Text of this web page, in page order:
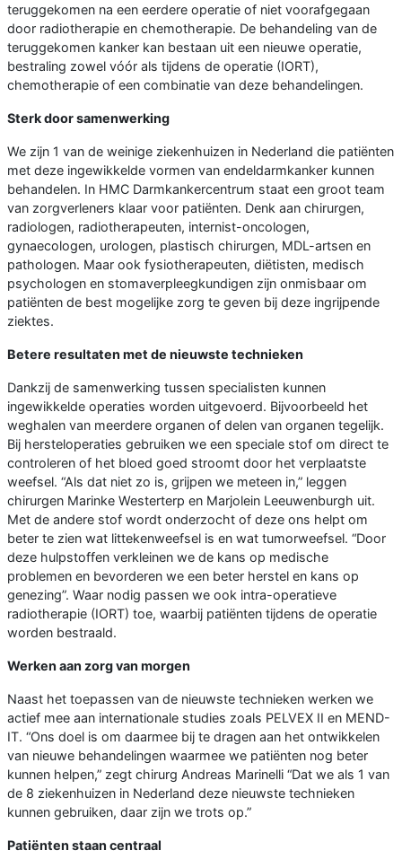
teruggekomen na een eerdere operatie of niet voorafgegaan
door radiotherapie en chemotherapie. De behandeling van de
teruggekomen kanker kan bestaan uit een nieuwe operatie,
bestraling zowel vóór als tijdens de operatie (IORT),
chemotherapie of een combinatie van deze behandelingen.
Sterk door samenwerking
We zijn 1 van de weinige ziekenhuizen in Nederland die patiënten
met deze ingewikkelde vormen van endeldarmkanker kunnen
behandelen. In HMC Darmkankercentrum staat een groot team
van zorgverleners klaar voor patiënten. Denk aan chirurgen,
radiologen, radiotherapeuten, internist-oncologen,
gynaecologen, urologen, plastisch chirurgen, MDL-artsen en
pathologen. Maar ook fysiotherapeuten, diëtisten, medisch
psychologen en stomaverpleegkundigen zijn onmisbaar om
patiënten de best mogelijke zorg te geven bij deze ingrijpende
ziektes.
Betere resultaten met de nieuwste technieken
Dankzij de samenwerking tussen specialisten kunnen
ingewikkelde operaties worden uitgevoerd. Bijvoorbeeld het
weghalen van meerdere organen of delen van organen tegelijk.
Bij hersteloperaties gebruiken we een speciale stof om direct te
controleren of het bloed goed stroomt door het verplaatste
weefsel. “Als dat niet zo is, grijpen we meteen in,” leggen
chirurgen Marinke Westerterp en Marjolein Leeuwenburgh uit.
Met de andere stof wordt onderzocht of deze ons helpt om
beter te zien wat littekenweefsel is en wat tumorweefsel. “Door
deze hulpstoffen verkleinen we de kans op medische
problemen en bevorderen we een beter herstel en kans op
genezing”. Waar nodig passen we ook intra-operatieve
radiotherapie (IORT) toe, waarbij patiënten tijdens de operatie
worden bestraald.
Werken aan zorg van morgen
Naast het toepassen van de nieuwste technieken werken we
actief mee aan internationale studies zoals PELVEX II en MEND-
IT. “Ons doel is om daarmee bij te dragen aan het ontwikkelen
van nieuwe behandelingen waarmee we patiënten nog beter
kunnen helpen,” zegt chirurg Andreas Marinelli “Dat we als 1 van
de 8 ziekenhuizen in Nederland deze nieuwste technieken
kunnen gebruiken, daar zijn we trots op.”
Patiënten staan centraal